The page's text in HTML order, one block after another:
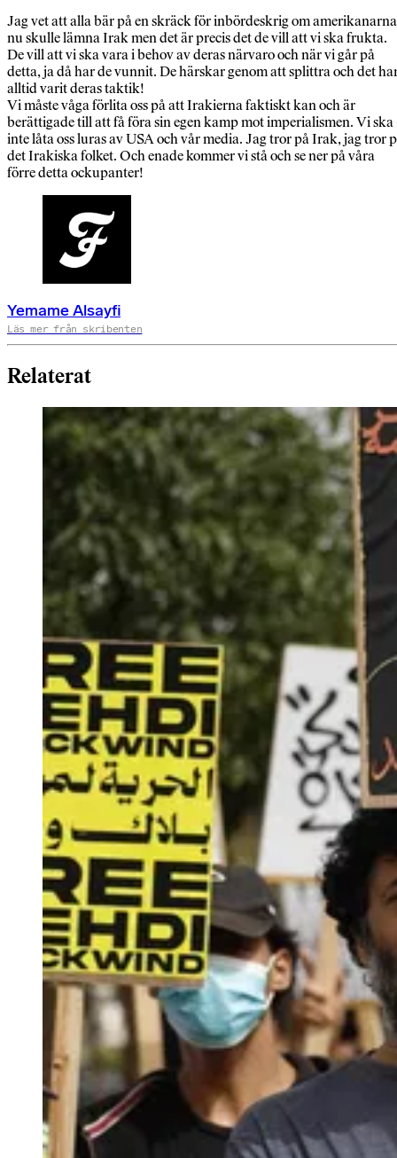
Jag vet att alla bär på en skräck för inbördeskrig om amerikanarna
nu skulle lämna Irak men det är precis det de vill att vi ska frukta.
De vill att vi ska vara i behov av deras närvaro och när vi går på
detta, ja då har de vunnit. De härskar genom att splittra och det
alltid varit deras taktik!
Vi måste våga förlita oss på att Irakierna faktiskt kan och är
berättigade till att få föra sin egen kamp mot imperialismen. Vi ska
inte låta oss luras av USA och vår media. Jag tror på Irak, jag tror
det Irakiska folket. Och enade kommer vi stå och se ner på våra
förre detta ockupanter!
Yemame Alsayfi
Läs mer från skribenten
Relaterat